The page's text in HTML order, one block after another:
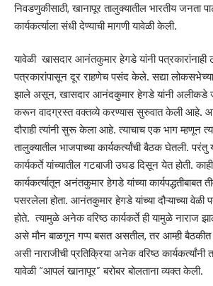
निवडणुकीसाठी, खानापूर तालुक्यातील भारतीय जनता
कार्यकर्त्याला संधी देण्याची मागणी यावेळी केली.
यावेळी खासदार आनंतकुमार हेगडे यांनी
पत्रकारांपासून दूर राहणेच पसंद केले. सद्या
झाले असून, खासदार आनंदकुमार हेगडे यांनी अलीकडे
करून वादग्रस्त वक्तव्ये करण्यास सुरुवात केली आहे.
दौराही त्यांनी सुरू केला आहे. त्याचाच एक भाग म्हणून
तालुक्यातील भाजपाच्या कार्यकर्त्यांची बैठक घेतली. परंतु
कार्यकर्ते यांच्यातील गटबाजी उघड दिसून येत होती.
कार्यकर्त्यातून अनंतकुमार हेगडे यांच्या कार्यपद्धतीबाबत
पसरलेला होता. आनंतकुमार हेगडे यांच्या दौऱ्याच्या वेळी
होते. त्यामुळे अनेक वरिष्ठ कार्यकर्ते ही यामुळे नाराज
असे मौन बाळगून गप्प बसत असतील, तर आम्ही बैठकीत
असी नाराजीची प्रतिक्रिया अनेक वरिष्ठ कार्यकर्त्यांनी
यावेळी “आपलं खानापूर” बरोबर बोलताना व्यक्त केली.